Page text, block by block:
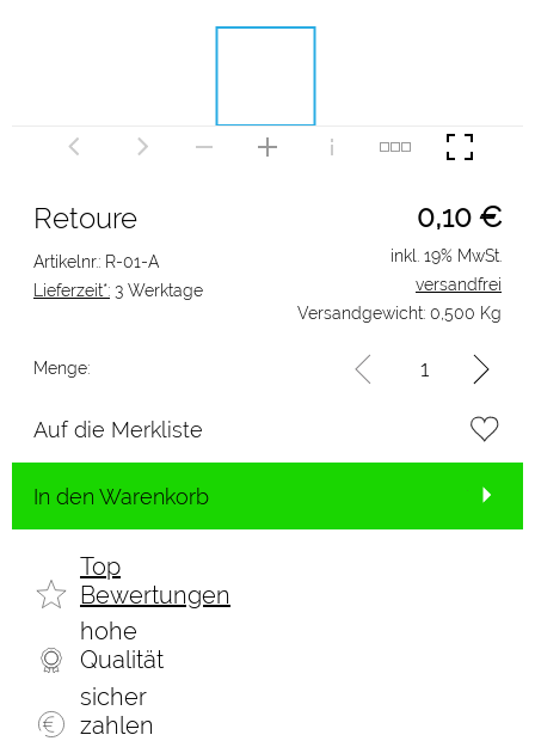
0,10 €
Retoure
Artikelnr.: R-01-A
Lieferzeit*: 3 Werktage
inkl. 19% MwSt.
versandfrei
Versandgewicht: 0,500 Kg
Menge:
Auf die Merkliste
In den Warenkorb
Top
Bewertungen
hohe
Qualität
sicher
zahlen